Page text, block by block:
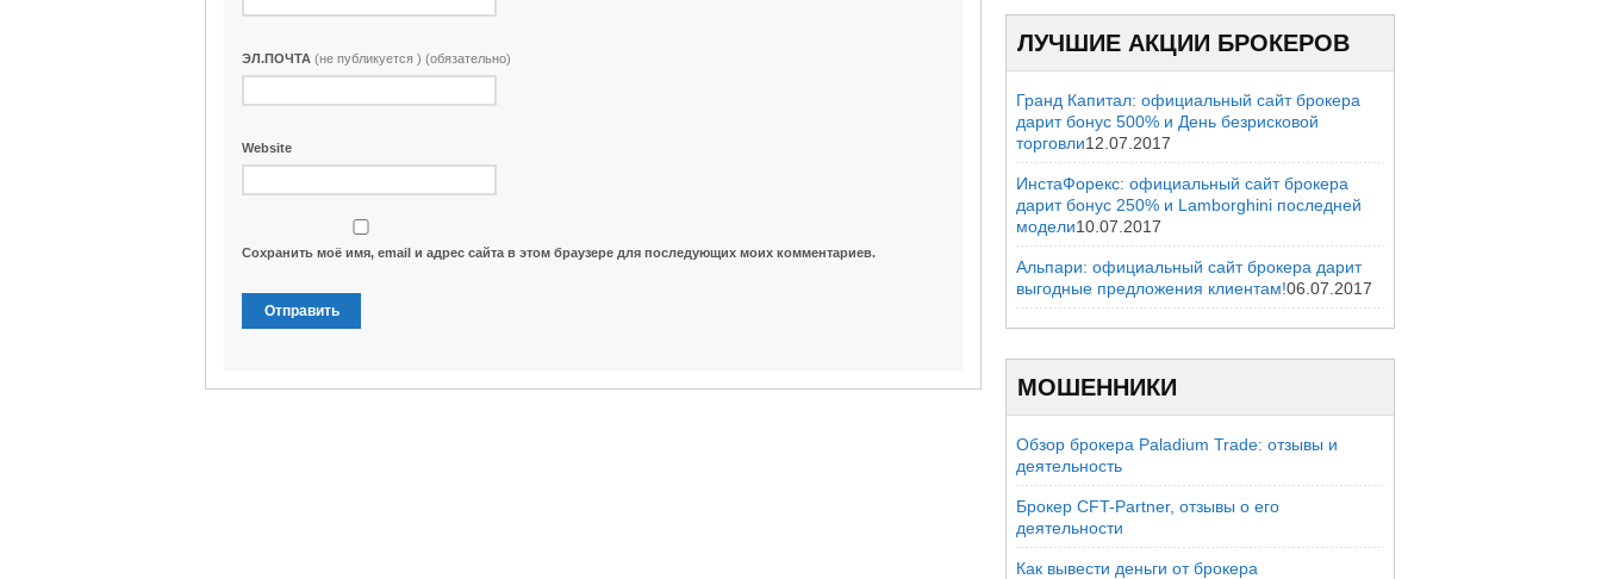
ЭЛ.ПОЧТА (не публикуется ) (обязательно)
Website
Сохранить моё имя, email и адрес сайта в этом браузере для последующих моих комментариев.
ЛУЧШИЕ АКЦИИ БРОКЕРОВ
Гранд Капитал: официальный сайт брокера
дарит бонус 500% и День безрисковой
торговли12.07.2017
ИнстаФорекс: официальный сайт брокера
дарит бонус 250% и Lamborghini последней
модели10.07.2017
Альпари: официальный сайт брокера дарит
выгодные предложения клиентам!06.07.2017
МОШЕННИКИ
Обзор брокера Paladium Trade: отзывы и
деятельность
Брокер CFT-Partner, отзывы о его
деятельности
Как вывести деньги от брокера